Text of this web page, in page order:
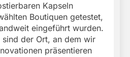
Kapseln
Boutiquen getestet,
eingeführt wurden.
sind der Ort, an dem wir
präsentieren